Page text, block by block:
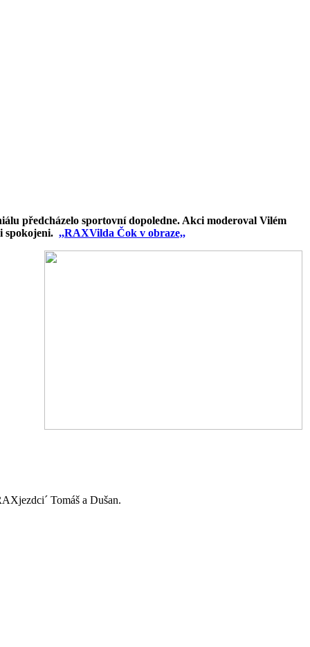
předcházelo sportovní dopoledne. Akci moderoval Vilém
spokojeni. ,,RAXVilda Čok v obraze,,
Tomáš a Dušan.